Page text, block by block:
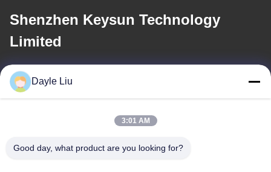
Shenzhen Keysun Technology
Limited
อีเมล
power06@szzhpower.com
ที่อยู่ของเรา
Dayle Liu
3:01 AM
Good day, what product are you looking for?